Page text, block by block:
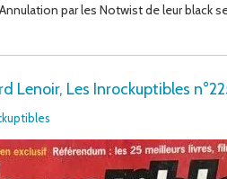
par les Notwist de leur black
Lenoir, Les Inrockuptibles